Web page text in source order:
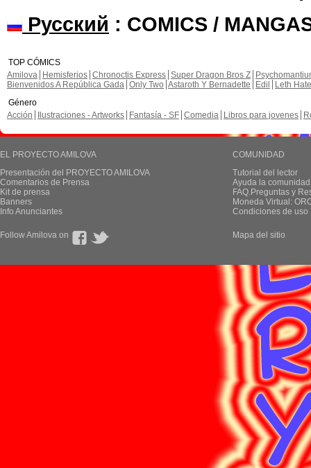
Русский : COMICS /
TOP CÓMICS
Amilova
Hemisferios Chronoctis Express Super Dragon Bros Z
Bienvenidos A República Gada Only Two Astaroth Y Bernadette Edil
Leth Hate
Género
Acción
Ilustraciones - Artworks Fantasía - SF Comedia Libros para jovenes
EL PROYECTO AMILOVA
Presentación del PROYECTO AMILOVA
Comentarios de Prensa
Kit de prensa
Banners
Info Anunciantes
COMUNIDAD
Tutorial del lector
Ayuda la
FAQ.Preguntas y
Moneda Virtual:
Condiciones de uso
Follow Amilova on Mapa del sitio